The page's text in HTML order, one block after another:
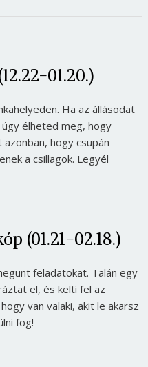
01.20.)
Ha az állásodat
élheted meg, hogy
hogy csupán
a csillagok. Legyél
(01.21-02.18.)
feladatokat. Talán egy
el, és kelti fel az
van valaki, akit le akarsz
fog!